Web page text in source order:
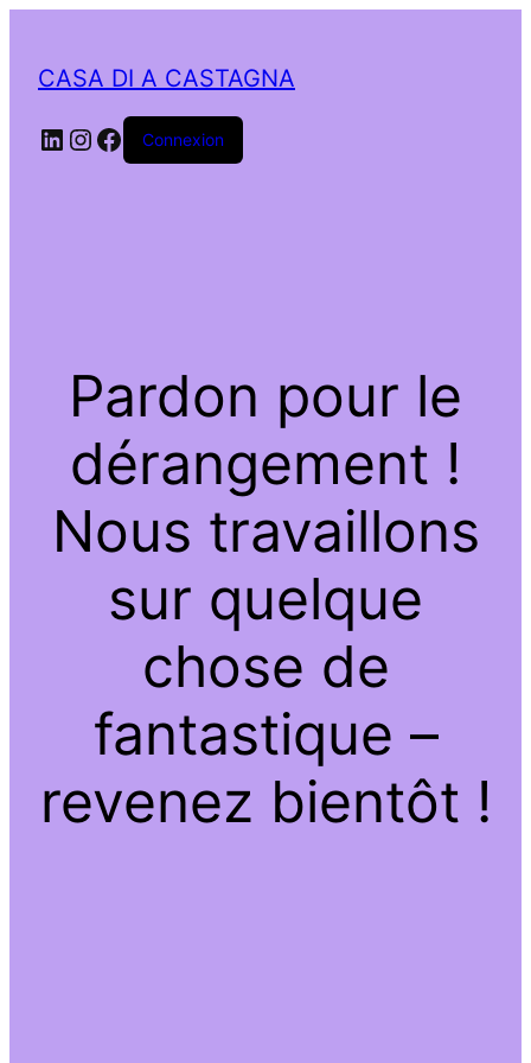
CASA DI A CASTAGNA
LinkedIn
Instagram
Facebook
Connexion
Pardon pour le
dérangement !
Nous travaillons
sur quelque
chose de
fantastique –
revenez bientôt !